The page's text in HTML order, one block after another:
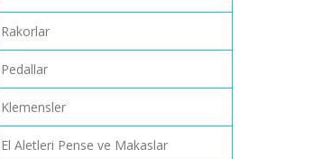
Rakorlar
Pedallar
Klemensler
El Aletleri Pense ve Makaslar